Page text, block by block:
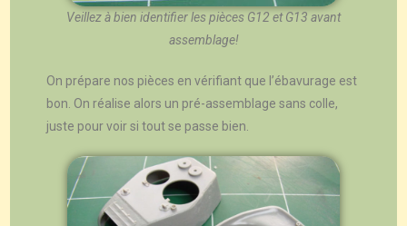
Veillez à bien identifier les pièces G12 et G13 avant
assemblage!
On prépare nos pièces en vérifiant que l’ébavurage est
bon. On réalise alors un pré-assemblage sans colle,
juste pour voir si tout se passe bien.